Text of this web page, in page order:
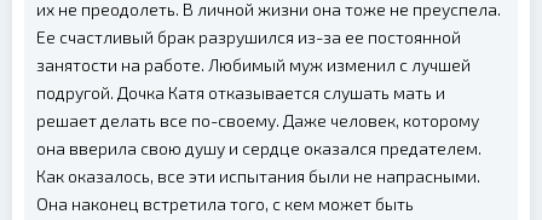
их не преодолеть. В личной жизни она тоже не преуспела.
Ее счастливый брак разрушился из-за ее постоянной
занятости на работе. Любимый муж изменил с лучшей
подругой. Дочка Катя отказывается слушать мать и
решает делать все по-своему. Даже человек, которому
она вверила свою душу и сердце оказался предателем.
Как оказалось, все эти испытания были не напрасными.
Она наконец встретила того, с кем может быть